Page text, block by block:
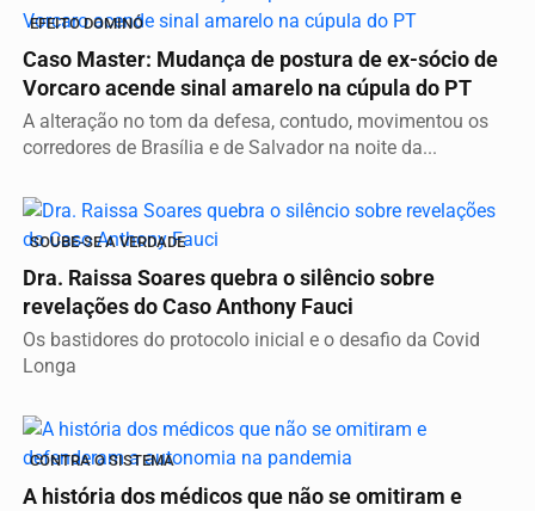
EFEITO DOMINÓ
Caso Master: Mudança de postura de ex-sócio de
Vorcaro acende sinal amarelo na cúpula do PT
A alteração no tom da defesa, contudo, movimentou os
corredores de Brasília e de Salvador na noite da...
SOUBE-SE A VERDADE
Dra. Raissa Soares quebra o silêncio sobre
revelações do Caso Anthony Fauci
Os bastidores do protocolo inicial e o desafio da Covid
Longa
CONTRA O SISTEMA
A história dos médicos que não se omitiram e